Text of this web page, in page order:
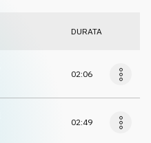
DURATA
02:06
02:49